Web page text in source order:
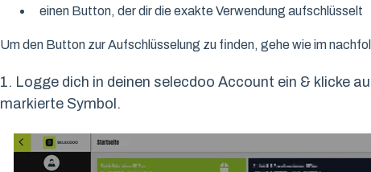
einen Button, der dir die exakte Verwendung aufschlüsselt
Um den Button zur Aufschlüsselung zu finden, gehe wie im
1. Logge dich in deinen selecdoo Account ein & klicke
markierte Symbol.